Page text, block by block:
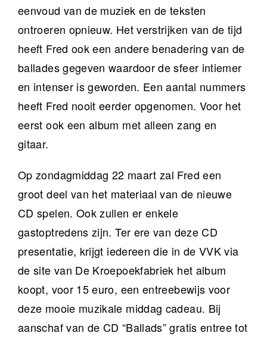
eenvoud van de muziek en de teksten
ontroeren opnieuw. Het verstrijken van de tijd
heeft Fred ook een andere benadering van de
ballades gegeven waardoor de sfeer intiemer
en intenser is geworden. Een aantal nummers
heeft Fred nooit eerder opgenomen. Voor het
eerst ook een album met alleen zang en
gitaar.
Op zondagmiddag 22 maart zal Fred een
groot deel van het materiaal van de nieuwe
CD spelen. Ook zullen er enkele
gastoptredens zijn. Ter ere van deze CD
presentatie, krijgt iedereen die in de VVK via
de site van De Kroepoekfabriek het album
koopt, voor 15 euro, een entreebewijs voor
deze mooie muzikale middag cadeau. Bij
aanschaf van de CD “Ballads” gratis entree tot